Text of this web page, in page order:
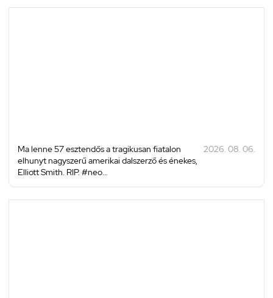
Ma lenne 57 esztendős a tragikusan fiatalon
elhunyt nagyszerű amerikai dalszerző és énekes,
Elliott Smith. RIP. #neo...
2026. 08. 06.